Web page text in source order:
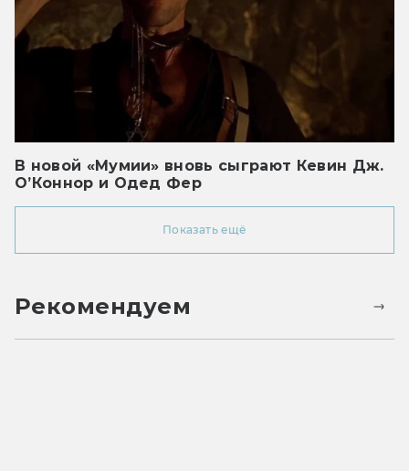
В новой «Мумии» вновь сыграют Кевин Дж.
О’Коннор и Одед Фер
Показать ещё
Рекомендуем